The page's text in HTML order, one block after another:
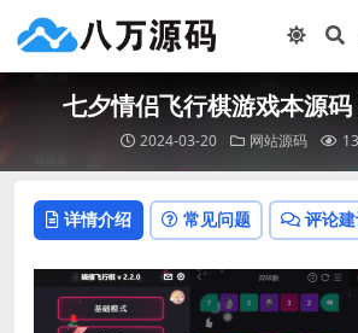
七夕情侣飞行棋游戏本源
2024-03-20 网站源码
详情介绍 常见问题 评论